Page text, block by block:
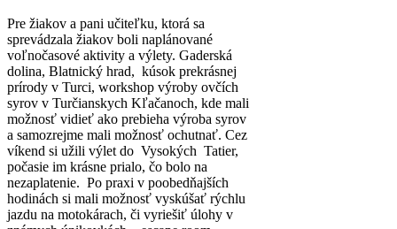
Pre žiakov a pani učiteľku, ktorá sa
sprevádzala žiakov boli naplánované
voľnočasové aktivity a výlety. Gaderská
dolina, Blatnický hrad, kúsok prekrásnej
prírody v Turci, workshop výroby ovčích
syrov v Turčianskych Kľačanoch, kde mali
možnosť vidieť ako prebieha výroba syrov
a samozrejme mali možnosť ochutnať. Cez
víkend si užili výlet do Vysokých Tatier,
počasie im krásne prialo, čo bolo na
nezaplatenie. Po praxi v poobedňajších
hodinách si mali možnosť vyskúšať rýchlu
jazdu na motokárach, či vyriešiť úlohy v